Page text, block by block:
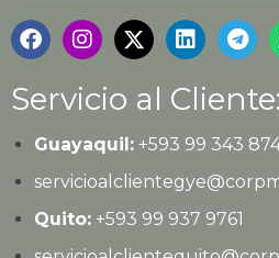
Servicio al Cliente:
Guayaquil:+593 99 343
Quito:+593 99 937 9761